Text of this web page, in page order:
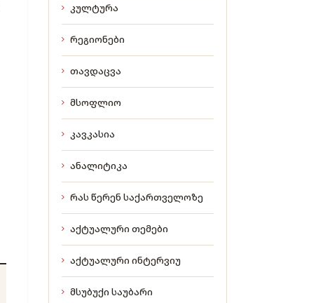
კულტურა
რეგიონები
თავდაცვა
მსოფლიო
კავკასია
ანალიტიკა
რას წერენ საქართველოზე
აქტუალური თემები
აქტუალური ინტერვიუ
მსუბუქი საუბარი